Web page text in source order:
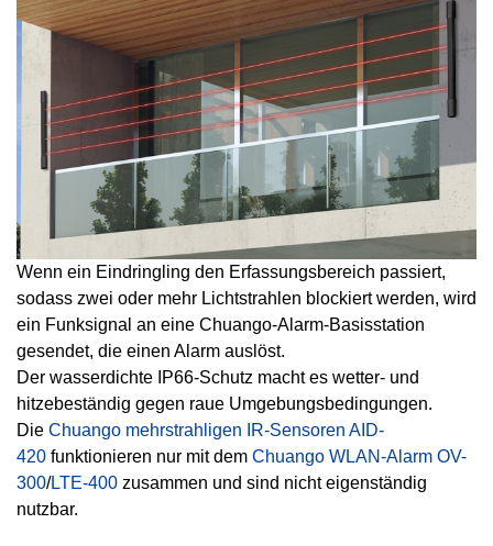
Wenn ein Eindringling den Erfassungsbereich passiert,
sodass zwei oder mehr Lichtstrahlen blockiert werden, wird
ein Funksignal an eine Chuango-Alarm-Basisstation
gesendet, die einen Alarm auslöst.
Der wasserdichte IP66-Schutz macht es wetter- und
hitzebeständig gegen raue Umgebungsbedingungen.
Die Chuango mehrstrahligen IR-Sensoren AID-
420 funktionieren nur mit dem Chuango WLAN-Alarm OV-
300/LTE-400 zusammen und sind nicht eigenständig
nutzbar.